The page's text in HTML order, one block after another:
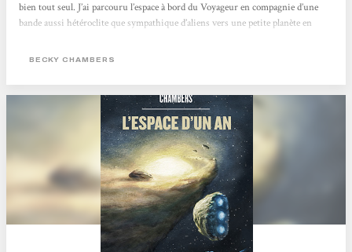
bien tout seul. J’ai parcouru l’espace à bord du Voyageur en compagnie d’une
bande aussi hétéroclite que sympathique d’aliens vers une petite planète en
Voyageur est un vaisseau spatial dit «tunnelier» , c’est-à-dire...
BECKY CHAMBERS